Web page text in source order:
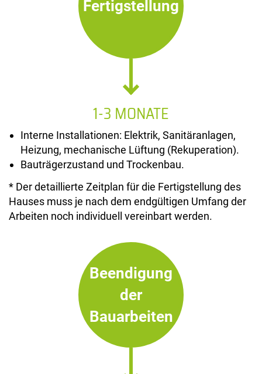
Fertigstellung
1-3 MONATE
Interne Installationen: Elektrik, Sanitäranlagen,
Heizung, mechanische Lüftung (Rekuperation).
Bauträgerzustand und Trockenbau.
* Der detaillierte Zeitplan für die Fertigstellung des
Hauses muss je nach dem endgültigen Umfang der
Arbeiten noch individuell vereinbart werden.
Beendigung
der
Bauarbeiten